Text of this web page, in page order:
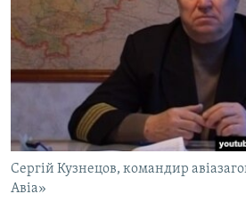
Сергій Кузнецов, командир
Авіа»